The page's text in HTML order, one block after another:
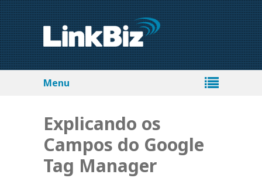
Menu
Explicando os
Campos do Google
Tag Manager